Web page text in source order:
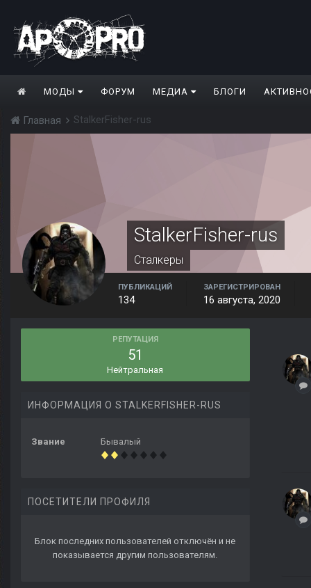
МОДЫ ФОРУМ МЕДИА БЛОГИ
Главная StalkerFisher-rus
StalkerFisher-rus
Сталкеры
ПУБЛИКАЦИЙ
134
ЗАРЕГИСТРИРОВАН
16 августа, 2020
РЕПУТАЦИЯ
51
Нейтральная
ИНФОРМАЦИЯ О STALKERFISHER-RUS
Звание Бывалый
ПОСЕТИТЕЛИ ПРОФИЛЯ
Блок последних пользователей отключён и не
показывается другим пользователям.